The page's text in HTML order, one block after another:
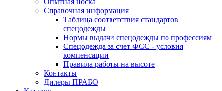
Опытная носка
Справочная информация
Таблица соответствия стандартов
спецодежды
Нормы выдачи спецодежды по профессиям
Спецодежда за счет ФСС - условия
компенсации
Правила работы на высоте
Контакты
Дилеры ПРАБО